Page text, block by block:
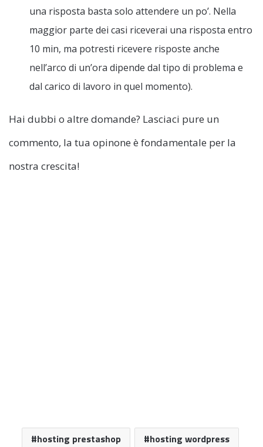
una risposta basta solo attendere un po’. Nella
maggior parte dei casi riceverai una risposta entro
10 min, ma potresti ricevere risposte anche
nell’arco di un’ora dipende dal tipo di problema e
dal carico di lavoro in quel momento).
Hai dubbi o altre domande? Lasciaci pure un
commento, la tua opinone è fondamentale per la
nostra crescita!
hosting prestashop
hosting wordpress